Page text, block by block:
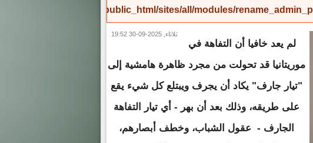
/home/amicinf1/public_html/sites/all/modules/
ثلاثاء, 2025-09-30 19:52
لم يعد خافيا أن التفاهة في
موريتانيا قد تحولت من مجرد ظاهرة هامشية إلى
"تيار جارف" يكاد أن يجرف ويبتلع كل شيء يقع
على طريقه، وذلك بعد أن بهر - أي تيار التفاهة
الجارف - عقول الشباب، وخطف أبصارهم،